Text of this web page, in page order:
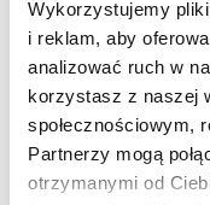
Wykorzystujemy
i reklam, aby
analizować ruch w
korzystasz z naszej
społecznościowym,
Partnerzy mogą
otrzymanymi od